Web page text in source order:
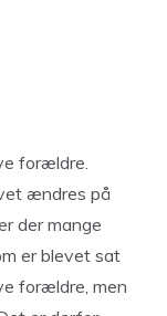
forældre.
ændres på
der mange
er blevet sat
forældre, men